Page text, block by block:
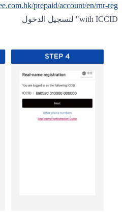
prepaid/account/en/rnr-reg
with ICCID" لتسجيل الدخول